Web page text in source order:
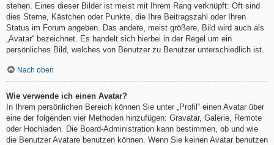
stehen. Eines dieser Bilder ist meist mit Ihrem Rang verknüpft: Oft sind
dies Sterne, Kästchen oder Punkte, die Ihre Beitragszahl oder Ihren
Status im Forum angeben. Das andere, meist größere, Bild wird auch als
„Avatar“ bezeichnet. Es handelt sich hierbei in der Regel um ein
persönliches Bild, welches von Benutzer zu Benutzer unterschiedlich ist.
Nach oben
Wie verwende ich einen Avatar?
In Ihrem persönlichen Bereich können Sie unter „Profil“ einen Avatar über
eine der folgenden vier Methoden hinzufügen: Gravatar, Galerie, Remote
oder Hochladen. Die Board-Administration kann bestimmen, ob und wie
die Benutzer Avatare benutzen können. Wenn Sie keinen Avatar benutzen